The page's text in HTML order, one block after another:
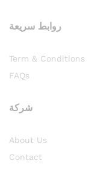
روابط سريعة
Term & Conditions
FAQs
شركة
About Us
Contact